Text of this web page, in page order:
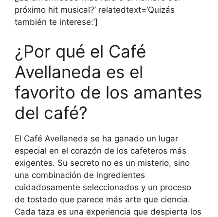
próximo hit musical?’ relatedtext=’Quizás
también te interese:’]
¿Por qué el Café
Avellaneda es el
favorito de los amantes
del café?
El Café Avellaneda se ha ganado un lugar
especial en el corazón de los cafeteros más
exigentes. Su secreto no es un misterio, sino
una combinación de ingredientes
cuidadosamente seleccionados y un proceso
de tostado que parece más arte que ciencia.
Cada taza es una experiencia que despierta los